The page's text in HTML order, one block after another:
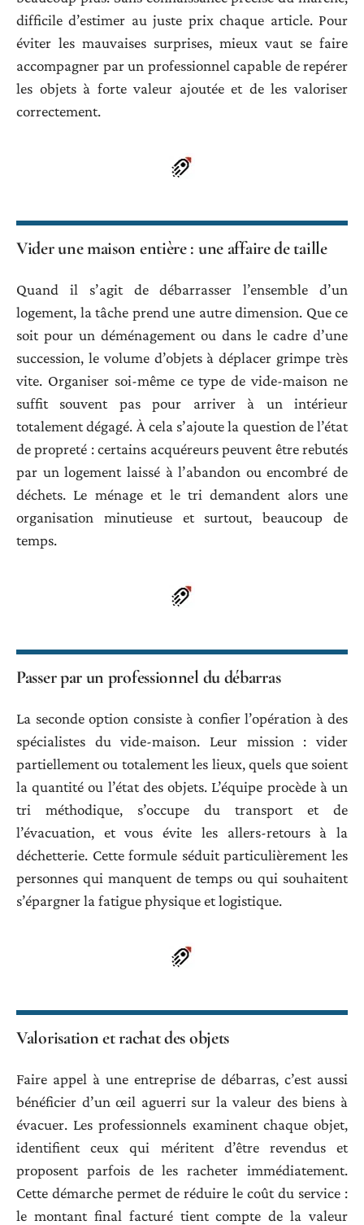
difficile d’estimer au juste prix chaque article. Pour
éviter les mauvaises surprises, mieux vaut se faire
accompagner par un professionnel capable de repérer
les objets à forte valeur ajoutée et de les valoriser
correctement.
Vider une maison entière : une affaire de taille
Quand il s’agit de débarrasser l’ensemble d’un
logement, la tâche prend une autre dimension. Que ce
soit pour un déménagement ou dans le cadre d’une
succession, le volume d’objets à déplacer grimpe très
vite. Organiser soi-même ce type de vide-maison ne
suffit souvent pas pour arriver à un intérieur
totalement dégagé. À cela s’ajoute la question de l’état
de propreté : certains acquéreurs peuvent être rebutés
par un logement laissé à l’abandon ou encombré de
déchets. Le ménage et le tri demandent alors une
organisation minutieuse et surtout, beaucoup de
temps.
Passer par un professionnel du débarras
La seconde option consiste à confier l’opération à des
spécialistes du vide-maison. Leur mission : vider
partiellement ou totalement les lieux, quels que soient
la quantité ou l’état des objets. L’équipe procède à un
tri méthodique, s’occupe du transport et de
l’évacuation, et vous évite les allers-retours à la
déchetterie. Cette formule séduit particulièrement les
personnes qui manquent de temps ou qui souhaitent
s’épargner la fatigue physique et logistique.
Valorisation et rachat des objets
Faire appel à une entreprise de débarras, c’est aussi
bénéficier d’un œil aguerri sur la valeur des biens à
évacuer. Les professionnels examinent chaque objet,
identifient ceux qui méritent d’être revendus et
proposent parfois de les racheter immédiatement.
Cette démarche permet de réduire le coût du service :
le montant final facturé tient compte de la valeur